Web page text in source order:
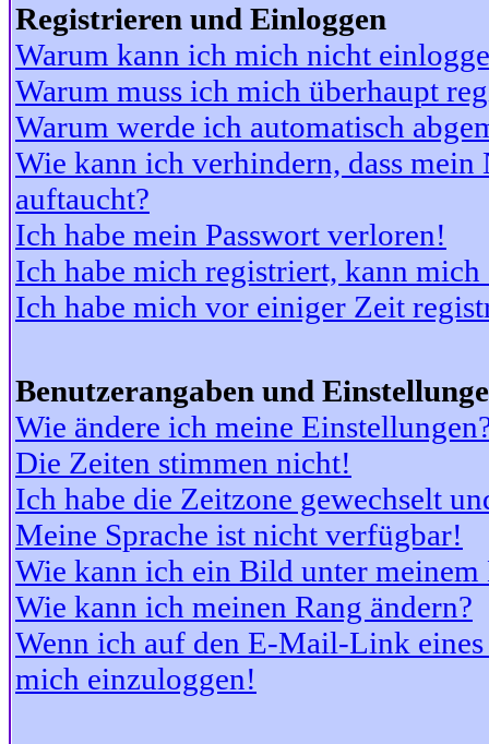
Registrieren und Einloggen
Warum kann ich mich nicht
Warum muss ich mich überhaupt
Warum werde ich automatisch
Wie kann ich verhindern, dass
auftaucht?
Ich habe mein Passwort verloren!
Ich habe mich registriert, kann
Ich habe mich vor einiger Zeit
Benutzerangaben und
Wie ändere ich meine
Die Zeiten stimmen nicht!
Ich habe die Zeitzone gewechselt
Meine Sprache ist nicht verfügbar!
Wie kann ich ein Bild unter meinem
Wie kann ich meinen Rang ändern?
Wenn ich auf den E-Mail-Link
mich einzuloggen!